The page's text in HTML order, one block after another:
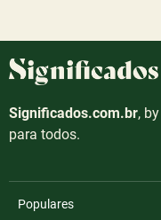
Significados.com.br,
para todos.
Populares